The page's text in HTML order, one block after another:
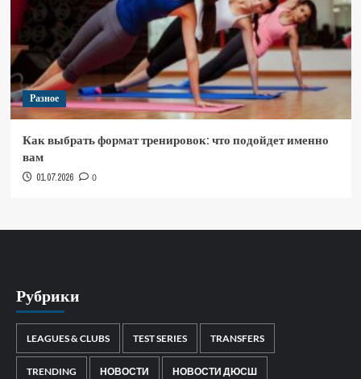
Разное
Как выбрать формат тренировок: что подойдет именно
вам
01.07.2026 0
Рубрики
LEAGUES & CLUBS TEST SERIES TRANSFERS
TRENDING НОВОСТИ НОВОСТИ ДЮСШ